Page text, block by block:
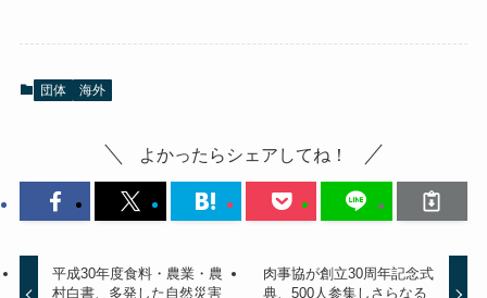
団体 海外
よかったらシェアしてね！
平成30年度食料・農業・農
村白書、多発した自然災害
肉事協が創立30周年記念式
典、500人参集しさらなる